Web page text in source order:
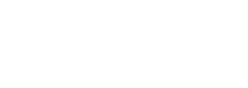
à Yugo
pour les